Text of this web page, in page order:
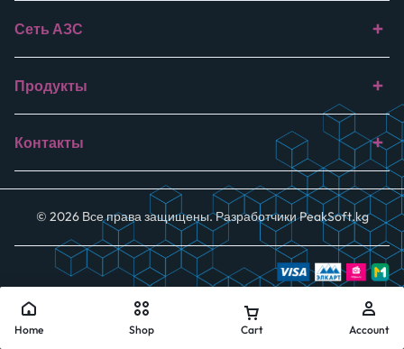
Сеть АЗС
Продукты
Контакты
© 2026 Все права защищены. РазработчикиPeakSoft.kg
Home Shop Cart Account